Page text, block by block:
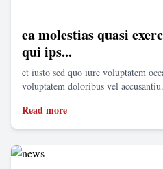
ea molestias quasi
qui ips...
et iusto sed quo iure voluptatem
voluptatem doloribus vel
Read more